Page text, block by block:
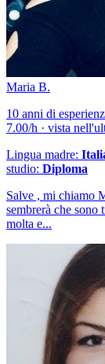
Maria B.
10 anni di
7.00/h · vista
Lingua madre:
studio: Diploma
Salve , mi chiamo
sembrerà che sono
molta e...